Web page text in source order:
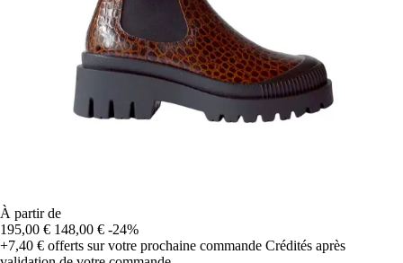
À partir de
195,00 € 148,00 € -24%
+7,40 € offerts sur votre prochaine commande Crédités après